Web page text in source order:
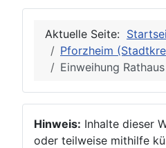
Aktuelle Seite:
Pforzheim
Einweihung
Hinweis: Inhalte dieser
oder teilweise mithilfe